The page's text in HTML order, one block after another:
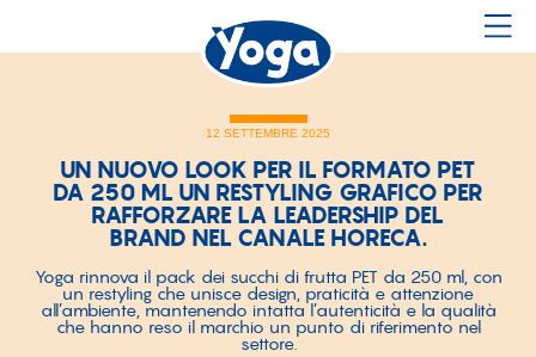
12 SETTEMBRE 2025
UN NUOVO LOOK PER IL FORMATO PET
DA 250 ML UN RESTYLING GRAFICO PER
RAFFORZARE LA LEADERSHIP DEL
BRAND NEL CANALE HORECA.
Yoga rinnova il pack dei succhi di frutta PET da 250 ml, con
un restyling che unisce design, praticità e attenzione
all’ambiente, mantenendo intatta l’autenticità e la qualità
che hanno reso il marchio un punto di riferimento nel
settore.